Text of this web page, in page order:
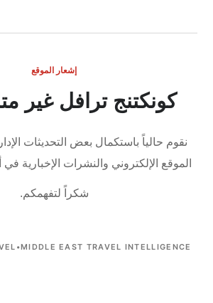
إشعار الموقع
كونكتنج ترافل غير
نقوم حالياً باستكمال بعض التحديثات
الموقع الإلكتروني والنشرات
شكراً لتفهمكم.
•MIDDLE EAST TRAVEL INTELLIGENCE